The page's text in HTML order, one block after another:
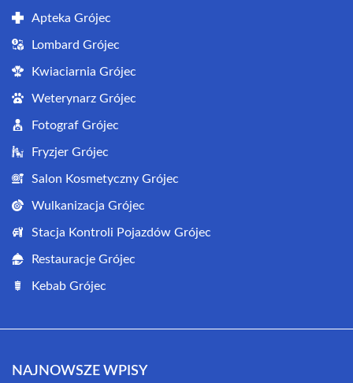
Apteka Grójec
Lombard Grójec
Kwiaciarnia Grójec
Weterynarz Grójec
Fotograf Grójec
Fryzjer Grójec
Salon Kosmetyczny Grójec
Wulkanizacja Grójec
Stacja Kontroli Pojazdów Grójec
Restauracje Grójec
Kebab Grójec
NAJNOWSZE WPISY